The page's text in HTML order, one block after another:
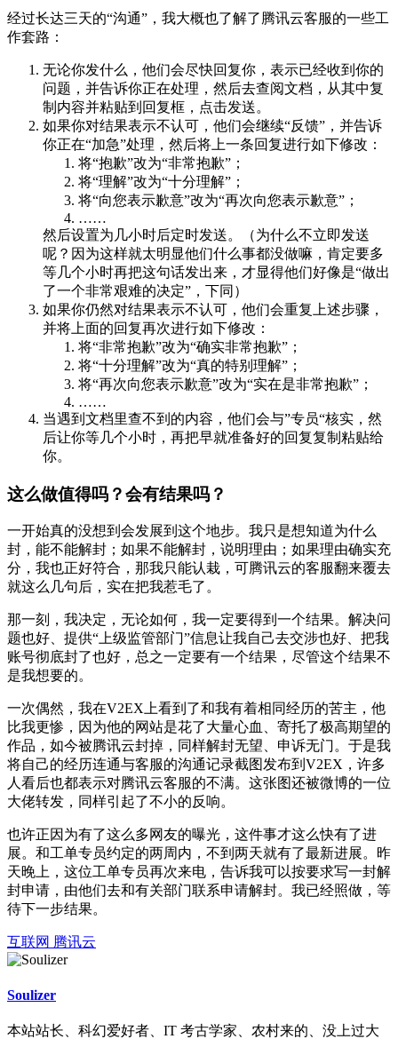
经过长达三天的“沟通”，我大概也了解了腾讯云客服的一些工
作套路：
无论你发什么，他们会尽快回复你，表示已经收到你的
问题，并告诉你正在处理，然后去查阅文档，从其中复
制内容并粘贴到回复框，点击发送。
如果你对结果表示不认可，他们会继续“反馈”，并告诉
你正在“加急”处理，然后将上一条回复进行如下修改：
将“抱歉”改为“非常抱歉”；
将“理解”改为“十分理解”；
将“向您表示歉意”改为“再次向您表示歉意”；
……
然后设置为几小时后定时发送。（为什么不立即发送
呢？因为这样就太明显他们什么事都没做嘛，肯定要多
等几个小时再把这句话发出来，才显得他们好像是“做出
了一个非常艰难的决定”，下同）
如果你仍然对结果表示不认可，他们会重复上述步骤，
并将上面的回复再次进行如下修改：
将“非常抱歉”改为“确实非常抱歉”；
将“十分理解”改为“真的特别理解”；
将“再次向您表示歉意”改为“实在是非常抱歉”；
……
当遇到文档里查不到的内容，他们会与”专员“核实，然
后让你等几个小时，再把早就准备好的回复复制粘贴给
你。
这么做值得吗？会有结果吗？
一开始真的没想到会发展到这个地步。我只是想知道为什么
封，能不能解封；如果不能解封，说明理由；如果理由确实充
分，我也正好符合，那我只能认栽，可腾讯云的客服翻来覆去
就这么几句后，实在把我惹毛了。
那一刻，我决定，无论如何，我一定要得到一个结果。解决问
题也好、提供“上级监管部门”信息让我自己去交涉也好、把我
账号彻底封了也好，总之一定要有一个结果，尽管这个结果不
是我想要的。
一次偶然，我在V2EX上看到了和我有着相同经历的苦主，他
比我更惨，因为他的网站是花了大量心血、寄托了极高期望的
作品，如今被腾讯云封掉，同样解封无望、申诉无门。于是我
将自己的经历连通与客服的沟通记录截图发布到V2EX，许多
人看后也都表示对腾讯云客服的不满。这张图还被微博的一位
大佬转发，同样引起了不小的反响。
也许正因为有了这么多网友的曝光，这件事才这么快有了进
展。和工单专员约定的两周内，不到两天就有了最新进展。昨
天晚上，这位工单专员再次来电，告诉我可以按要求写一封解
封申请，由他们去和有关部门联系申请解封。我已经照做，等
待下一步结果。
互联网 腾讯云
Soulizer
本站站长、科幻爱好者、IT 考古学家、农村来的、没上过大